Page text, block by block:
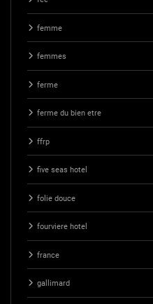
femme
femmes
ferme
ferme du bien etre
ffrp
five seas hotel
folie douce
fourviere hotel
france
gallimard